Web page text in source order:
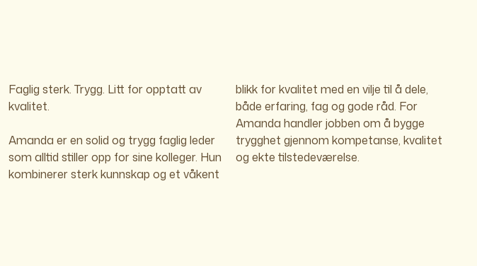
Faglig sterk. Trygg. Litt for opptatt av
kvalitet.
Amanda er en solid og trygg faglig leder
som alltid stiller opp for sine kolleger. Hun
kombinerer sterk kunnskap og et våkent
blikk for kvalitet med en vilje til å dele,
både erfaring, fag og gode råd. For
Amanda handler jobben om å bygge
trygghet gjennom kompetanse, kvalitet
og ekte tilstedeværelse.